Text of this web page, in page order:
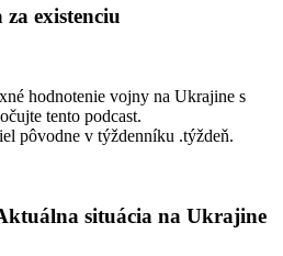
existenciu
hodnotenie vojny na Ukrajine s
tento podcast.
pôvodne v týždenníku .týždeň.
situácia na Ukrajine